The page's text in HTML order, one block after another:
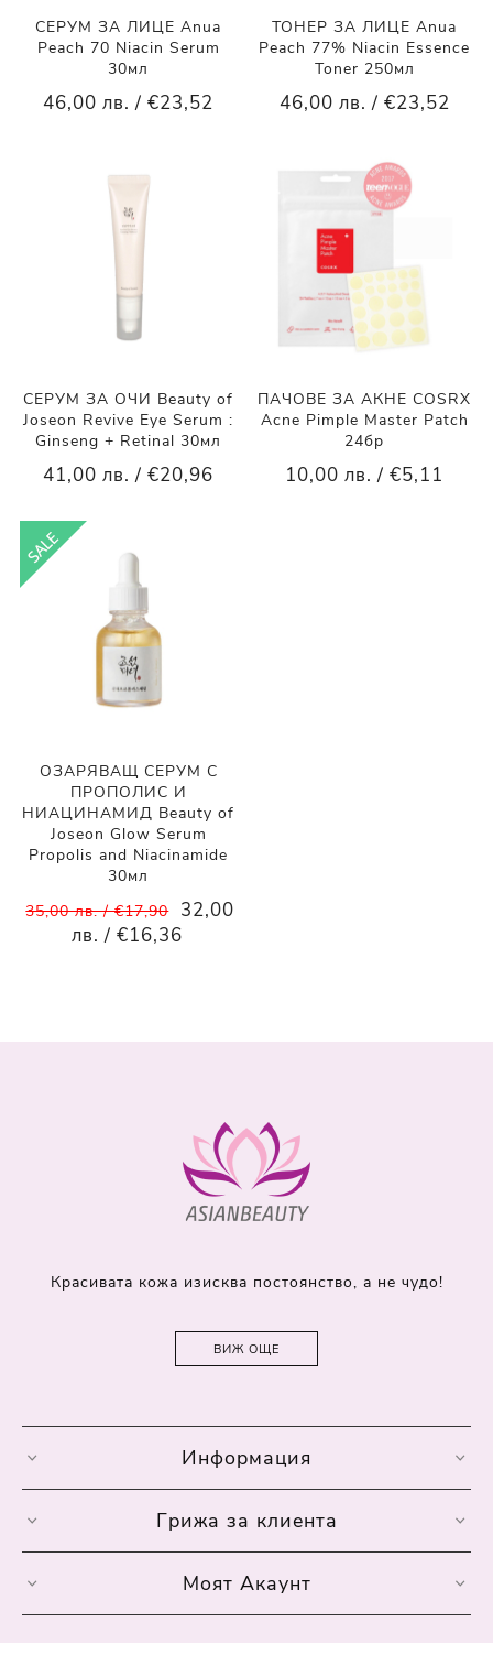
СЕРУМ ЗА ЛИЦЕ Anua
Peach 70 Niacin Serum
30мл
46,00 лв. / €23,52
ТОНЕР ЗА ЛИЦЕ Anua
Peach 77% Niacin Essence
Toner 250мл
46,00 лв. / €23,52
СЕРУМ ЗА ОЧИ Beauty of
Joseon Revive Eye Serum :
Ginseng + Retinal 30мл
41,00 лв. / €20,96
ПАЧОВЕ ЗА АКНЕ COSRX
Acne Pimple Master Patch
24бр
10,00 лв. / €5,11
ОЗАРЯВАЩ СЕРУМ С
ПРОПОЛИС И
НИАЦИНАМИД Beauty of
Joseon Glow Serum
Propolis and Niacinamide
30мл
35,00 лв. / €17,90
32,00
лв. / €16,36
Красивата кожа изисква постоянство, а не чудо!
ВИЖ ОЩЕ
Информация
Грижа за клиента
Моят Акаунт